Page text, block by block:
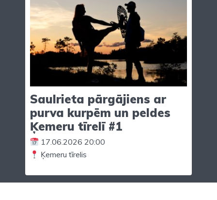
Saulrieta pārgājiens ar
purva kurpēm un peldes
Ķemeru tīrelī #1
17.06.2026 20:00
Ķemeru tīrelis